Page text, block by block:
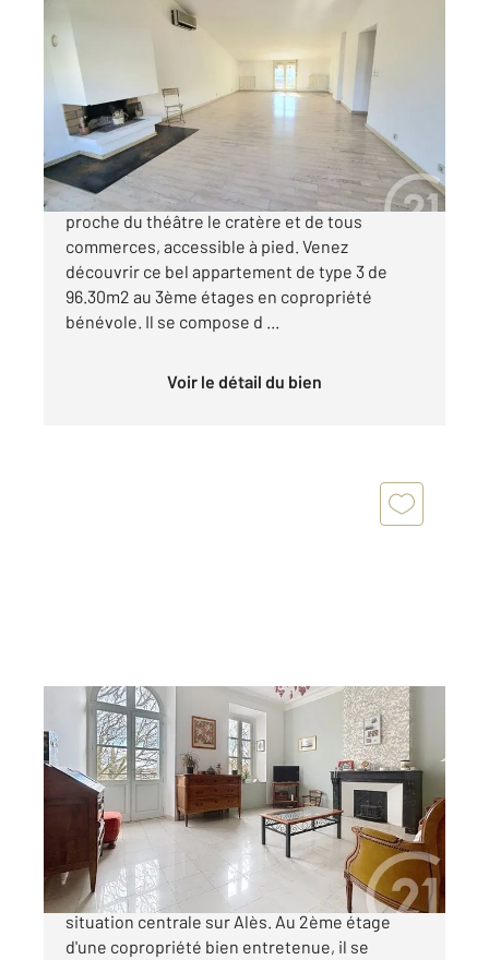
96,30 m
, 3 pièces
Ref : 15063
Appartement T3 à vendre
140 000 €
Appartement situé en centre ville d'Alès
proche du théâtre le cratère et de tous
commerces, accessible à pied. Venez
découvrir ce bel appartement de type 3 de
96.30m2 au 3ème étages en copropriété
bénévole. Il se compose d ...
Voir le détail du bien
ALES 30
110 m2, 3 pièces
Ref : 15030
Appartement F3 à vendre
162 000 €
Très bel appartement traversant avec une
situation centrale sur Alès. Au 2ème étage
d'une copropriété bien entretenue, il se